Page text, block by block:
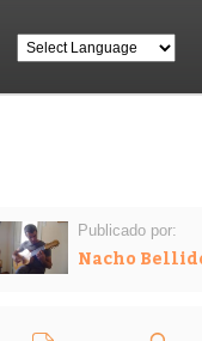
Publicado por:
Nacho